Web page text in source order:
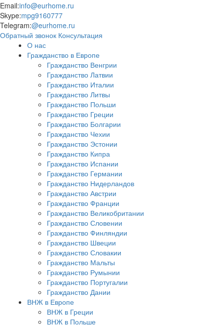
Email:info@eurhome.ru
Skype:mpg9160777
Telegram:@eurhome.ru
Обратный звонок Консультация
О нас
Гражданство в Европе
Гражданство Венгрии
Гражданство Латвии
Гражданство Италии
Гражданство Литвы
Гражданство Польши
Гражданство Греции
Гражданство Болгарии
Гражданство Чехии
Гражданство Эстонии
Гражданство Кипра
Гражданство Испании
Гражданство Германии
Гражданство Нидерландов
Гражданство Австрии
Гражданство Франции
Гражданство Великобритании
Гражданство Словении
Гражданство Финляндии
Гражданство Швеции
Гражданство Словакии
Гражданство Мальты
Гражданство Румынии
Гражданство Португалии
Гражданство Дании
ВНЖ в Европе
ВНЖ в Греции
ВНЖ в Польше